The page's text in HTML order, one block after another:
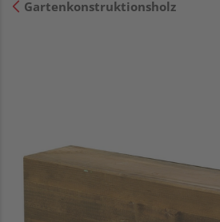
Gartenkonstruktionsholz